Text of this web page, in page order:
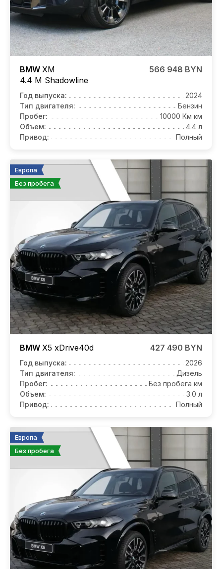
BMW XM
4.4 M Shadowline
566 948 BYN
Год выпуска:
2024
Тип двигателя:
Бензин
Пробег:
10000 Км км
Объем:
4.4 л
Привод:
Полный
Европа
Без пробега
BMW X5 xDrive40d 427 490 BYN
Год выпуска:
2026
Тип двигателя:
Дизель
Пробег:
Без пробега км
Объем:
3.0 л
Привод:
Полный
Европа
Без пробега